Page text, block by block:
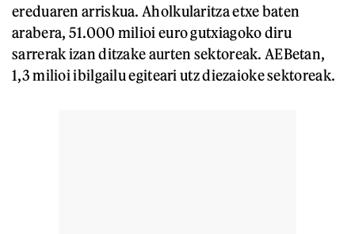
ereduaren arriskua. Aholkularitza etxe baten
arabera, 51.000 milioi euro gutxiagoko diru
sarrerak izan ditzake aurten sektoreak. AEBetan,
1,3 milioi ibilgailu egiteari utz diezaioke sektoreak.